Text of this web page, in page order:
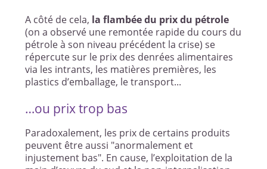
A côté de cela, la flambée du prix du pétrole
(on a observé une remontée rapide du cours du
pétrole à son niveau précédent la crise) se
répercute sur le prix des denrées alimentaires
via les intrants, les matières premières, les
plastics d’emballage, le transport...
…ou prix trop bas
Paradoxalement, les prix de certains produits
peuvent être aussi "anormalement et
injustement bas". En cause, l’exploitation de la